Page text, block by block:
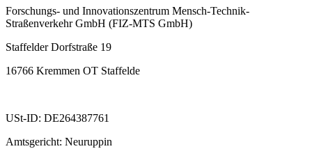
Forschungs- und Innovationszentrum Mensch-Technik-
Straßenverkehr GmbH (FIZ-MTS GmbH)
Staffelder Dorfstraße 19
16766 Kremmen OT Staffelde
USt-ID: DE264387761
Amtsgericht: Neuruppin